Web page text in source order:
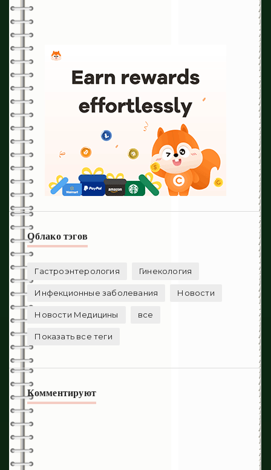
Облако тэгов
Гастроэнтерология Гинекология
Инфекционные заболевания Новости
Новости Медицины все
Показать все теги
Комментируют